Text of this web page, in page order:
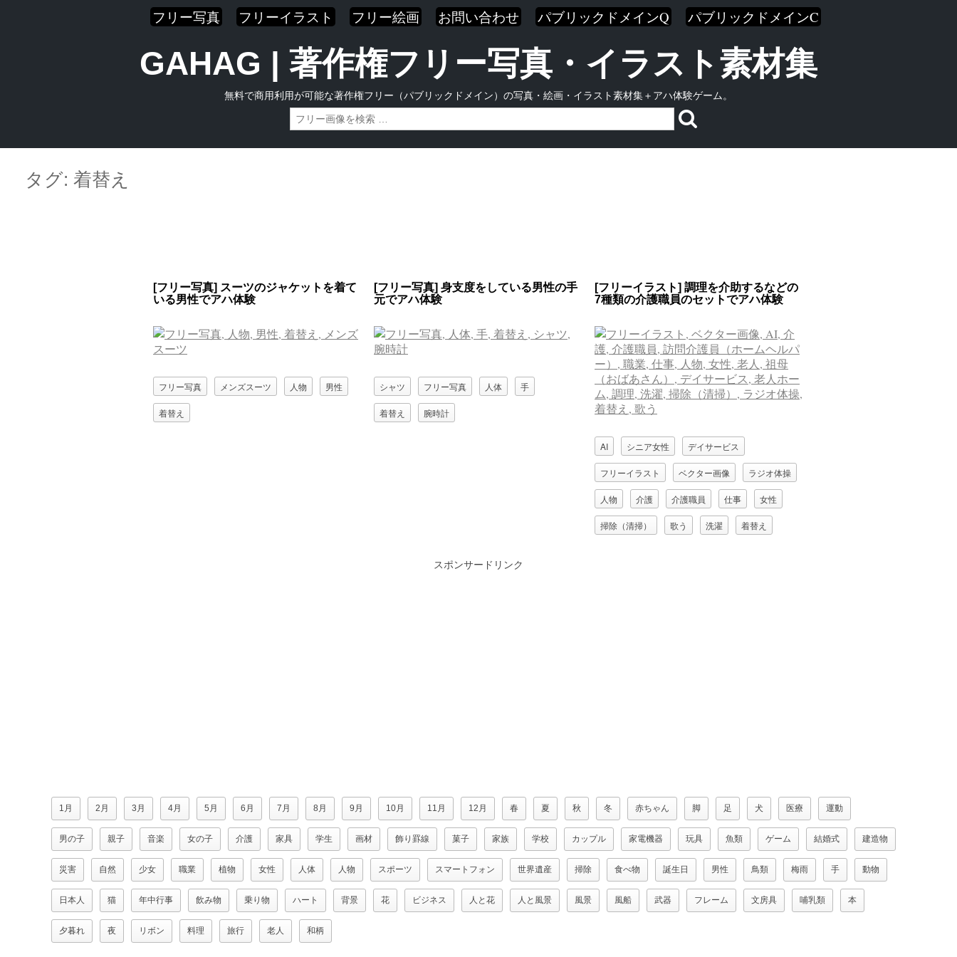
フリー写真 フリーイラスト フリー絵画 お問い合わせ パブリックドメインQ パブリックドメインC
GAHAG | 著作権フリー写真・イラスト素材集
無料で商用利用が可能な著作権フリー（パブリックドメイン）の写真・絵画・イラスト素材集＋アハ体験ゲーム。
contentタグ: 着替え
[フリー写真] スーツのジャケットを着て
いる男性でアハ体験
フリー写真 メンズスーツ 人物 男性
着替え
[フリー写真] 身支度をしている男性の手
元でアハ体験
シャツ フリー写真 人体 手
着替え 腕時計
[フリーイラスト] 調理を介助するなどの
7種類の介護職員のセットでアハ体験
AI シニア女性 デイサービス
フリーイラスト ベクター画像 ラジオ体操
人物 介護 介護職員 仕事 女性
掃除（清掃） 歌う 洗濯 着替え
スポンサードリンク
1月 2月 3月 4月 5月 6月 7月 8月 9月 10月 11月 12月 春 夏 秋 冬 赤ちゃん 脚 足 犬 医療 運動
男の子 親子 音楽 女の子 介護 家具 学生 画材 飾り罫線 菓子 家族 学校 カップル 家電機器 玩具 魚類 ゲーム 結婚式 建造物
災害 自然 少女 職業 植物 女性 人体 人物 スポーツ スマートフォン 世界遺産 掃除 食べ物 誕生日 男性 鳥類 梅雨 手 動物
日本人 猫 年中行事 飲み物 乗り物 ハート 背景 花 ビジネス 人と花 人と風景 風景 風船 武器 フレーム 文房具 哺乳類 本
夕暮れ 夜 リボン 料理 旅行 老人 和柄